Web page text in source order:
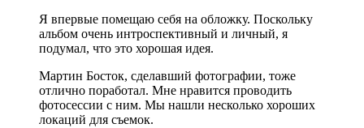
Я впервые помещаю себя на обложку. Поскольку
альбом очень интроспективный и личный, я
подумал, что это хорошая идея.
Мартин Босток, сделавший фотографии, тоже
отлично поработал. Мне нравится проводить
фотосессии с ним. Мы нашли несколько хороших
локаций для съемок.